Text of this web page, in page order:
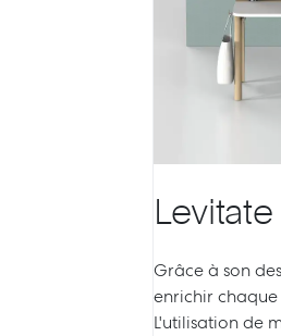
Previous
Levitate
Grâce à son
enrichir
L'utilisation de